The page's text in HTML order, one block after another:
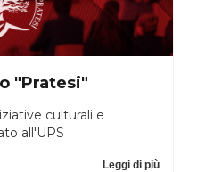
"Pratesi"
culturali e
all'UPS
Leggi di più